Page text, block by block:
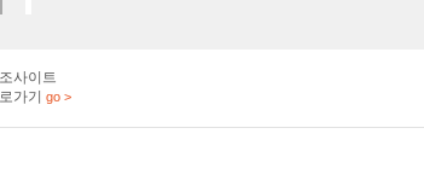
사이트
가기
go >